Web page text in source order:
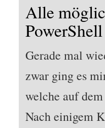
Alle
Gerade mal
zwar ging es
welche auf
Nach einigem